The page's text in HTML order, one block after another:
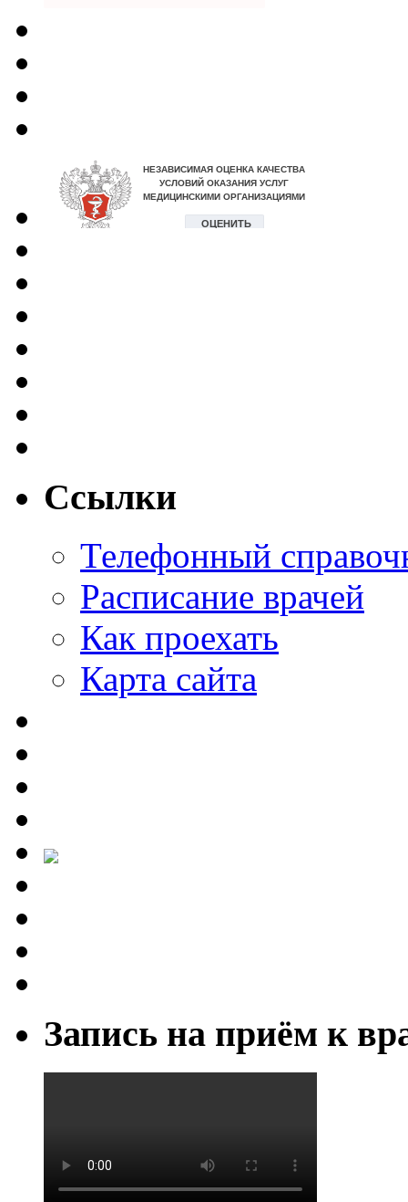
Ссылки
Телефонный
Расписание врачей
Как проехать
Карта сайта
Запись на приём к